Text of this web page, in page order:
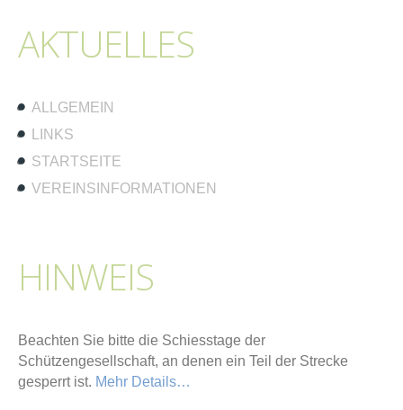
AKTUELLES
ALLGEMEIN
LINKS
STARTSEITE
VEREINSINFORMATIONEN
HINWEIS
Beachten Sie bitte die Schiesstage der
Schützengesellschaft, an denen ein Teil der Strecke
gesperrt ist. Mehr Details…